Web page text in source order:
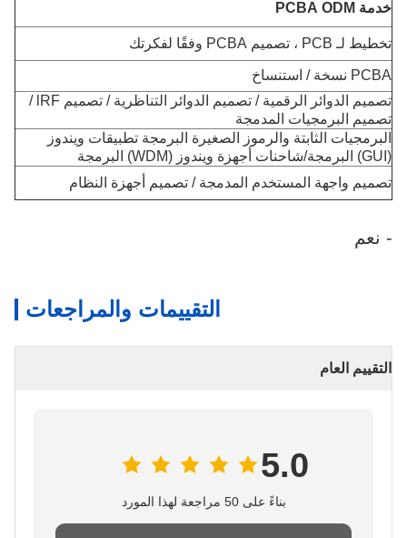
خدمة PCBA ODM
تخطيط لـ PCB ، تصميم PCBA وفقًا لفكرتك
PCBA نسخة / استنساخ
تصميم الدوائر الرقمية / تصميم الدوائر التناظرية / تصميم lRF /
تصميم البرمجيات المدمجة
البرمجيات الثابتة والرموز الصغيرة البرمجة تطبيقات ويندوز
تصميم واجهة المستخدم المدمجة / تصميم أجهزة النظام
- نعم
التقييمات والمراجعات
التقييم العام
5.0
بناءً على 50 مراجعة لهذا المورد